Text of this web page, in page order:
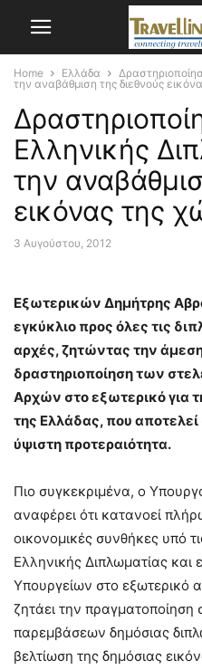
Home Ελλάδα
την αναβάθμιση της διεθνούς
Ελληνικής
την
εικόνας της
3 Αυγούστου, 2012
Εξωτερικών Δημήτρης
εγκύκλιο προς όλες τις
αρχές, ζητώντας την
δραστηριοποίηση των
Αρχών στο εξωτερικό για
της Ελλάδας, που
ύψιστη προτεραιότητα.
Πιο συγκεκριμένα, ο
αναφέρει ότι κατανοεί
οικονομικές συνθήκες υπό
Ελληνικής Διπλωματίας
Υπουργείων στο εξωτερικό
ζητάει την
παρεμβάσεων δημόσιας
βελτίωση της δημόσιας